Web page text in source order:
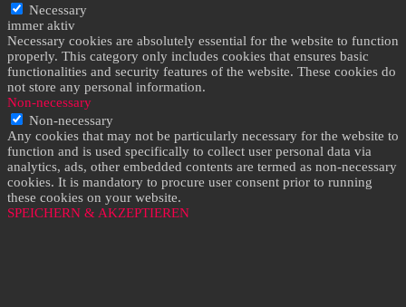
Necessary
immer aktiv
Necessary cookies are absolutely essential for the website to function
properly. This category only includes cookies that ensures basic
functionalities and security features of the website. These cookies do
not store any personal information.
Non-necessary
Non-necessary
Any cookies that may not be particularly necessary for the website to
function and is used specifically to collect user personal data via
analytics, ads, other embedded contents are termed as non-necessary
cookies. It is mandatory to procure user consent prior to running
these cookies on your website.
SPEICHERN & AKZEPTIEREN